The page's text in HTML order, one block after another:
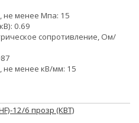
не менее Мпа: 15
0.69
сопротивление, Ом/
не менее кВ/мм: 15
12/6 прозр (КВТ)